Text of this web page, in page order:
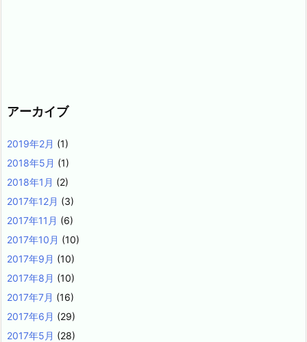
アーカイブ
2019年2月 (1)
2018年5月 (1)
2018年1月 (2)
2017年12月 (3)
2017年11月 (6)
2017年10月 (10)
2017年9月 (10)
2017年8月 (10)
2017年7月 (16)
2017年6月 (29)
2017年5月 (28)